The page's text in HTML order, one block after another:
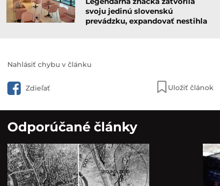
svoju jedinú slovenskú
prevádzku, expandovať nestihla
Nahlásiť chybu v článku
Zdieľať Uložiť článok
Odporúčané články